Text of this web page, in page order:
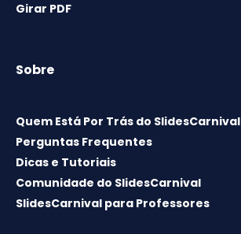
Girar PDF
Sobre
Quem Está Por Trás do SlidesCarnival
Perguntas Frequentes
Dicas e Tutoriais
Comunidade do SlidesCarnival
SlidesCarnival para Professores